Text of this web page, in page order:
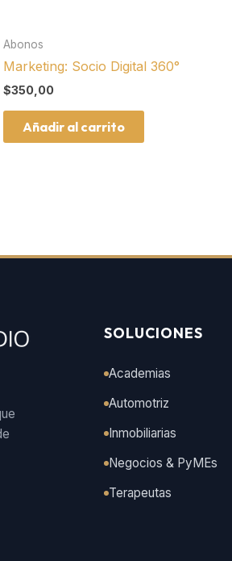
Abonos
Marketing: Socio Digital 360°
$350,00
Añadir al carrito
SOLUCIONES
Academias
Automotriz
Inmobiliarias
Negocios & PyMEs
Terapeutas